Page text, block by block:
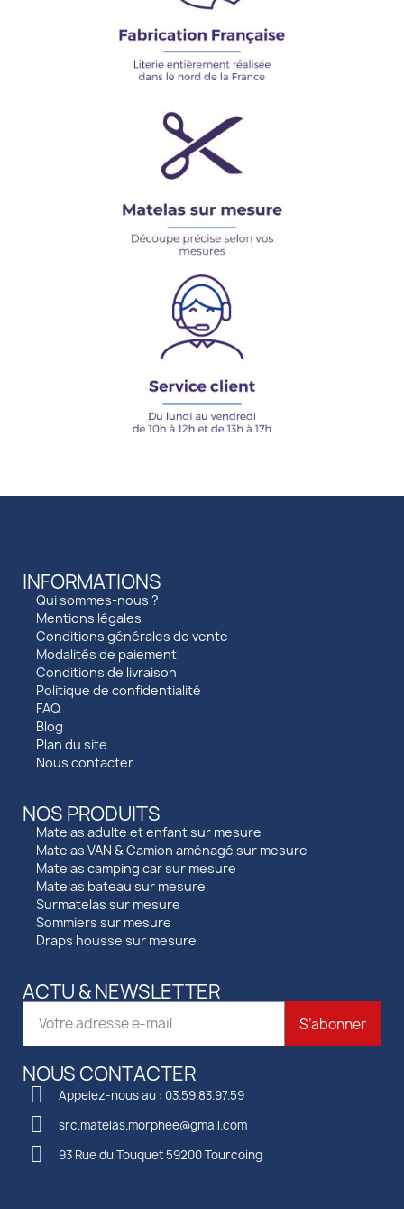
INFORMATIONS
Qui sommes-nous ?
Mentions légales
Conditions générales de vente
Modalités de paiement
Conditions de livraison
Politique de confidentialité
FAQ
Blog
Plan du site
Nous contacter
NOS PRODUITS
Matelas adulte et enfant sur mesure
Matelas VAN & Camion aménagé sur mesure
Matelas camping car sur mesure
Matelas bateau sur mesure
Surmatelas sur mesure
Sommiers sur mesure
Draps housse sur mesure
ACTU & NEWSLETTER
S’abonner
NOUS CONTACTER
Appelez-nous au : 03.59.83.97.59
src.matelas.morphee@gmail.com
93 Rue du Touquet 59200 Tourcoing